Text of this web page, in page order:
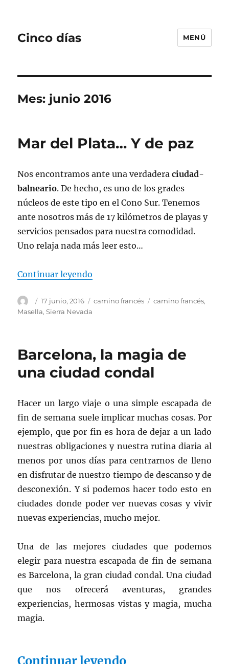
Cinco días MENÚ
Mes: junio 2016
Mar del Plata… Y de paz
Nos encontramos ante una verdaderaciudad-
balneario. De hecho, es uno de los grades
núcleos de este tipo en el Cono Sur. Tenemos
ante nosotros más de 17 kilómetros de playas y
servicios pensados para nuestra comodidad.
Uno relaja nada más leer esto…
Continuar leyendo
Autor
Publicado
el
17 junio, 2016 Categorías
camino francés Etiquetas
camino francés,
Masella,Sierra Nevada
Barcelona, la magia de
una ciudad condal
Hacer un largo viaje o una simple escapada de
fin de semana suele implicar muchas cosas. Por
ejemplo, que por fin es hora de dejar a un lado
nuestras obligaciones y nuestra rutina diaria al
menos por unos días para centrarnos de lleno
en disfrutar de nuestro tiempo de descanso y de
desconexión. Y si podemos hacer todo esto en
ciudades donde poder ver nuevas cosas y vivir
nuevas experiencias, mucho mejor.
Una de las mejores ciudades que podemos
elegir para nuestra escapada de fin de semana
es Barcelona, la gran ciudad condal. Una ciudad
que nos ofrecerá aventuras, grandes
experiencias, hermosas vistas y magia, mucha
magia.
Continuar leyendo«Barcelona, la